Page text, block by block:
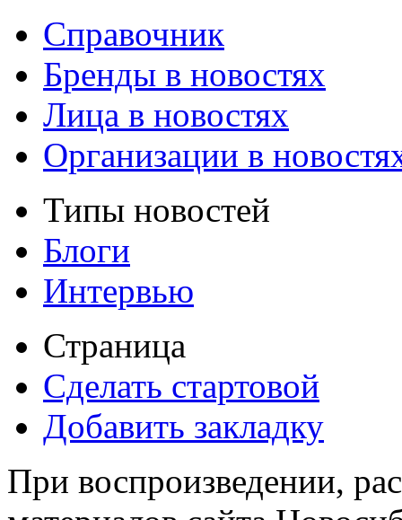
Справочник
Бренды в новостях
Лица в новостях
Организации в
Типы новостей
Блоги
Интервью
Страница
Сделать стартовой
Добавить закладку
При воспроизведении,